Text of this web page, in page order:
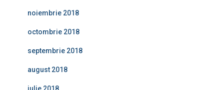
noiembrie 2018
octombrie 2018
septembrie 2018
august 2018